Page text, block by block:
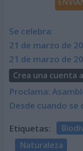
Se celebra:
21 de marzo de
21 de marzo de
Crea una cuenta
Proclama:
Desde cuando se
Etiquetas:
Naturaleza